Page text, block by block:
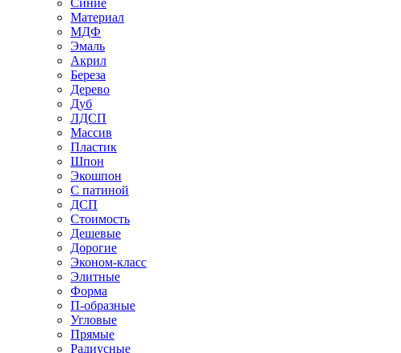
Материал
МДФ
Эмаль
Акрил
Береза
Дерево
Дуб
ЛДСП
Массив
Пластик
Шпон
Экошпон
С патиной
ДСП
Стоимость
Дешевые
Дорогие
Эконом-класс
Элитные
Форма
П-образные
Угловые
Прямые
Радиусные